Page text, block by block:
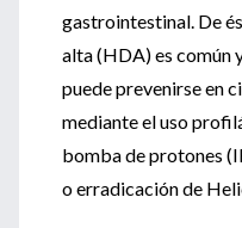
gastrointestinal. De
alta (HDA) es común
puede prevenirse en
mediante el uso
bomba de protones
o erradicación de